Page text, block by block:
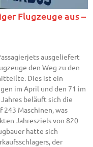
Flugzeuge aus –
ausgeliefert
den Weg zu den
Dies ist ein
im April und den 71 im
beläuft sich die
243 Maschinen, was
Jahresziels von 820
hatte sich
der